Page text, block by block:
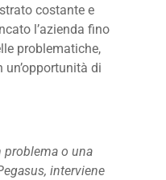
costante e
l’azienda fino
problematiche,
di
problema o una
interviene